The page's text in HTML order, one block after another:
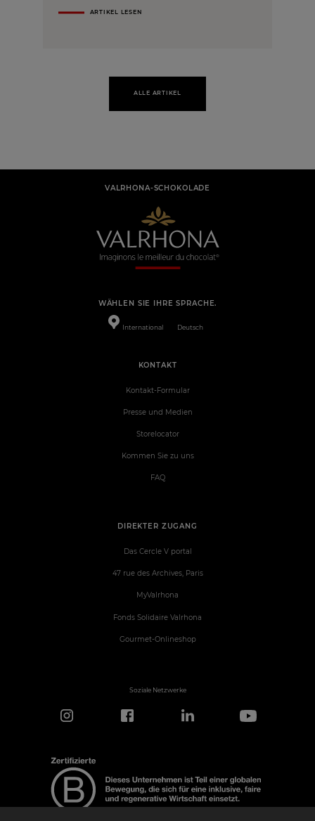
ARTIKEL LESEN
ALLE ARTIKEL
VALRHONA-SCHOKOLADE
WÄHLEN SIE IHRE SPRACHE.
International Deutsch
DIREKTER ZUGANG
Das Cercle V portal
47 rue des Archives, Paris
MyValrhona
Fonds Solidaire Valrhona
Gourmet-Onlineshop
KONTAKT
Kontakt-Formular
Presse und Medien
Storelocator
Kommen Sie zu uns
FAQ
Soziale Netzwerke